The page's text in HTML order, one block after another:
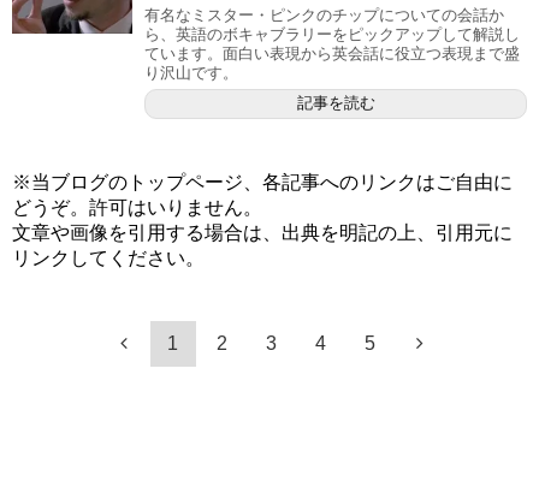
有名なミスター・ピンクのチップについての会話か
ら、英語のボキャブラリーをピックアップして解説し
ています。面白い表現から英会話に役立つ表現まで盛
り沢山です。
記事を読む
※当ブログのトップページ、各記事へのリンクはご自由に
どうぞ。許可はいりません。
文章や画像を引用する場合は、出典を明記の上、引用元に
リンクしてください。
1 2 3 4 5